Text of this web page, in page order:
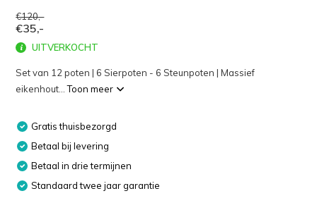
€120,-
€35,-
UITVERKOCHT
Set van 12 poten | 6 Sierpoten - 6 Steunpoten | Massief
eikenhout...Toon meer
Gratis thuisbezorgd
Betaal bij levering
Betaal in drie termijnen
Standaard twee jaar garantie